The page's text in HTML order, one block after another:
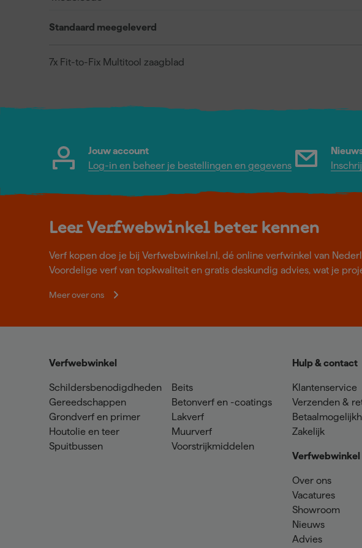
Standaard meegeleverd
7x Fit-to-Fix Multitool zaagblad
Jouw account
Log-in en beheer je bestellingen en gegevens
Leer Verfwebwinkel beter kennen
Verf kopen doe je bij Verfwebwinkel.nl, dé online verfwinkel van
Voordelige verf van topkwaliteit en gratis deskundig advies, wat je
Meer over ons
Verfwebwinkel
Schildersbenodigdheden
Gereedschappen
Grondverf en primer
Houtolie en teer
Spuitbussen
Beits
Betonverf en -coatings
Lakverf
Muurverf
Voorstrijkmiddelen
Hulp & contact
Klantenservice
Verzenden &
Zakelijk
Verfwebwinkel
Over ons
Vacatures
Showroom
Nieuws
Advies